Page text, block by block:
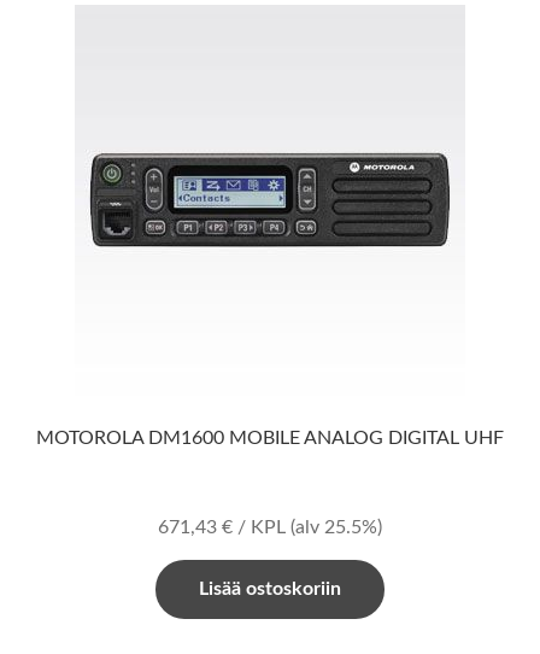
MOTOROLA DM1600 MOBILE ANALOG DIGITAL UHF
671,43 € / KPL (alv 25.5%)
Lisää ostoskoriin